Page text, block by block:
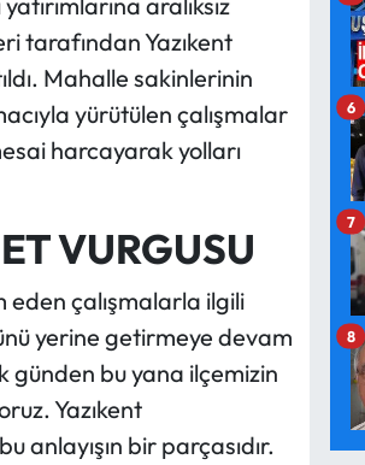
tarafından Yazıkent
Mahalle sakinlerinin
yürütülen çalışmalar
harcayarak yolları
VURGUSU
eden çalışmalarla ilgili
yerine getirmeye devam
günden bu yana ilçemizin
Yazıkent
anlayışın bir parçasıdır.
6
7
8